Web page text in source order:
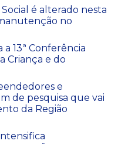
é alterado nesta
no
13ª Conferência
Criança e do
e
de pesquisa que vai
da Região